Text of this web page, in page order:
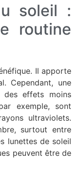
soleil :
routine
Il apporte
Cependant, une
des effets moins
exemple, sont
ultraviolets.
surtout entre
lunettes de soleil
peuvent être de